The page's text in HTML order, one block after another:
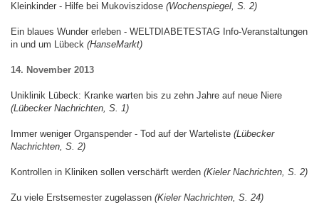
Kleinkinder - Hilfe bei Mukoviszidose (Wochenspiegel, S. 2)
Ein blaues Wunder erleben - WELTDIABETESTAG Info-Veranstaltungen
in und um Lübeck (HanseMarkt)
14. November 2013
Uniklinik Lübeck: Kranke warten bis zu zehn Jahre auf neue Niere
(Lübecker Nachrichten, S. 1)
Immer weniger Organspender - Tod auf der Warteliste (Lübecker
Nachrichten, S. 2)
Kontrollen in Kliniken sollen verschärft werden (Kieler Nachrichten, S. 2)
Zu viele Erstsemester zugelassen (Kieler Nachrichten, S. 24)